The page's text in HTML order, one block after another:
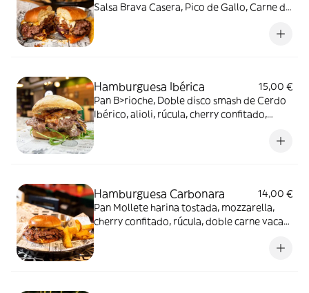
Salsa Brava Casera, Pico de Gallo, Carne de
Hamburguesa Ibérica
15,00 €
Pan B>rioche, Doble disco smash de Cerdo
Ibérico, alioli, rúcula, cherry confitado,
Hamburguesa Carbonara
14,00 €
Pan Mollete harina tostada, mozzarella,
cherry confitado, rúcula, doble carne vaca